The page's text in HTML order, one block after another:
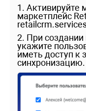
1. Активируйте
маркетплейс
2. При создании
укажите
иметь доступ к
синхронизацию.